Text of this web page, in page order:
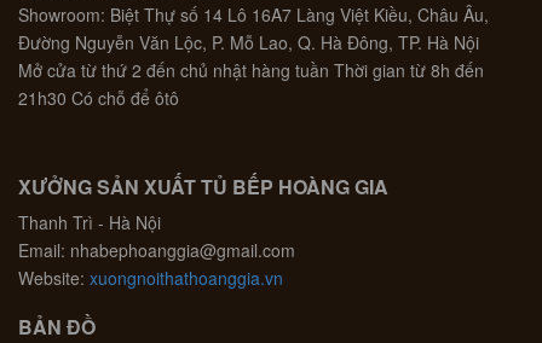
Showroom: Biệt Thự số 14 Lô 16A7 Làng Việt Kiều, Châu Âu,
Đường Nguyễn Văn Lộc, P. Mỗ Lao, Q. Hà Đông, TP. Hà Nội
Mở cửa từ thứ 2 đến chủ nhật hàng tuần Thời gian từ 8h đến
21h30 Có chỗ để ôtô
XƯỞNG SẢN XUẤT TỦ BẾP HOÀNG GIA
Thanh Trì - Hà Nội
Email: nhabephoanggia@gmail.com
Website: xuongnoithathoanggia.vn
BẢN ĐỒ